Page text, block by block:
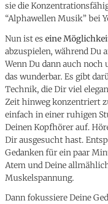
sie die
“Alphawellen Musik” bei
Nun ist es eine
abzuspielen, während Du
Wenn Du dann auch
das wunderbar. Es gibt
Technik, die Dir viel
Zeit hinweg konzentriert
einfach in einer ruhigen
Deinen Kopfhörer auf.
Dir ausgesucht hast.
Gedanken für ein paar
Atem und Deine
Muskelspannung.
Dann fokussiere Deine